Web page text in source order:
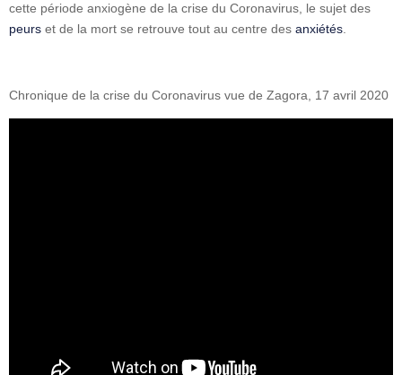
cette période anxiogène de la crise du Coronavirus, le sujet des
peurs et de la mort se retrouve tout au centre des anxiétés
Chronique de la crise du Coronavirus vue de Zagora, 17 avril 2020